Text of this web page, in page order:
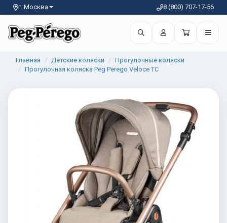
г. Москва 8 (800) 707-17-56
Главная Детские коляски
Прогулочные коляски
Прогулочная коляска Peg Perego Veloce TC